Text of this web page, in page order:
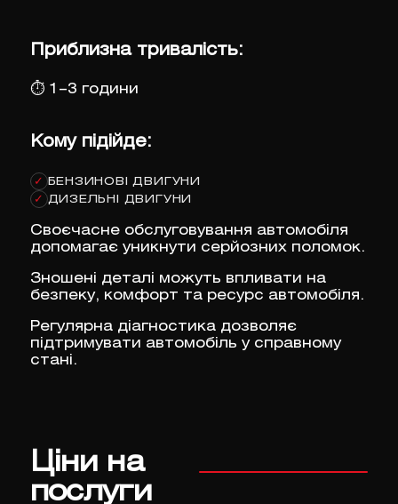
Приблизна тривалість:
⏱ 1–3 години
Кому підійде:
✓ БЕНЗИНОВІ ДВИГУНИ
✓ ДИЗЕЛЬНІ ДВИГУНИ
Своєчасне обслуговування автомобіля
допомагає уникнути серйозних поломок.
Зношені деталі можуть впливати на
безпеку, комфорт та ресурс автомобіля.
Регулярна діагностика дозволяє
підтримувати автомобіль у справному
стані.
Ціни на
послуги